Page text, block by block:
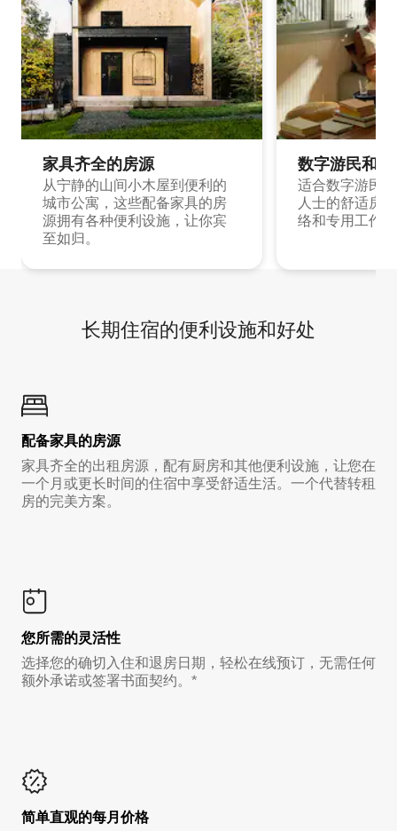
家具齐全的房源
从宁静的山间小木屋到便利的
城市公寓，这些配备家具的房
源拥有各种便利设施，让你宾
至如归。
数字游民和
适合数字游民
人士的舒适房
络和专用工作
长期住宿的便利设施和好处
配备家具的房源
家具齐全的出租房源，配有厨房和其他便利设施，让您在
一个月或更长时间的住宿中享受舒适生活。一个代替转租
房的完美方案。
您所需的灵活性
选择您的确切入住和退房日期，轻松在线预订，无需任何
额外承诺或签署书面契约。*
简单直观的每月价格